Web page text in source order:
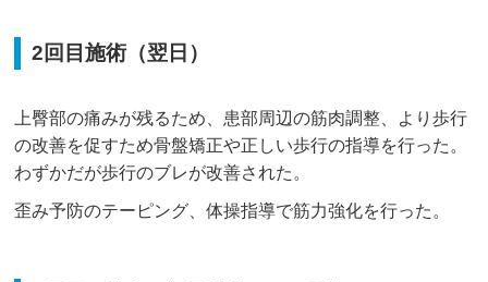
2回目施術（翌日）
上臀部の痛みが残るため、患部周辺の筋肉調整、より歩行
の改善を促すため骨盤矯正や正しい歩行の指導を行った。
わずかだが歩行のブレが改善された。
歪み予防のテーピング、体操指導で筋力強化を行った。